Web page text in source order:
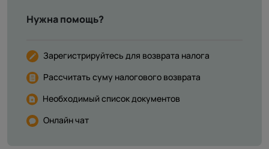
Нужна помощь?
Зарегистрируйтесь для возврата налога
Рассчитать суму налогового возврата
Необходимый список документов
Онлайн чат